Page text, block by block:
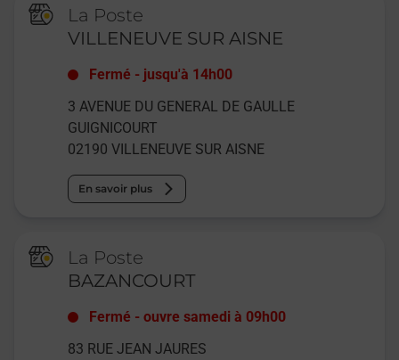
La Poste
VILLENEUVE SUR AISNE
Fermé - jusqu'à 14h00
3 AVENUE DU GENERAL DE GAULLE
GUIGNICOURT
02190 VILLENEUVE SUR AISNE
En savoir plus
La Poste
BAZANCOURT
Fermé -ouvre samedi à 09h00
83 RUE JEAN JAURES